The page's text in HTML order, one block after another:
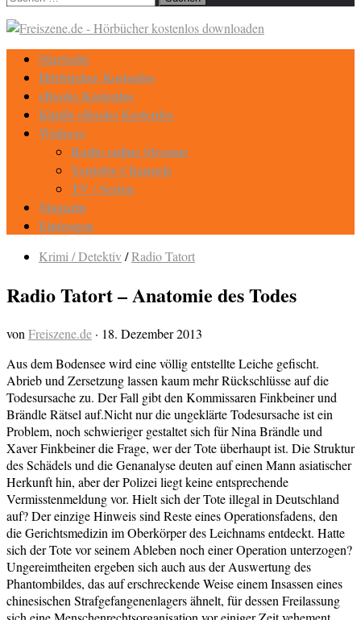
Startseite
Hörbücher Kostenlos
eBooks Kostenlos
Kindle eBooks Kostenlos
Weiteres
Radio online Streams
Youtube Channels
TV / Serien
Magazin
Eintragen
Krimi / Detektiv/Radio Tatort
Radio Tatort – Anatomie des Todes
von Freiszene.de · 18. Dezember 2013
Aus dem Bodensee wird eine völlig entstellte Leiche gefischt.
Abrieb und Zersetzung lassen kaum mehr Rückschlüsse auf die
Todesursache zu. Der Fall gibt den Kommissaren Finkbeiner und
Brändle Rätsel auf.Nicht nur die ungeklärte Todesursache ist ein
Problem, noch schwieriger gestaltet sich für Nina Brändle und
Xaver Finkbeiner die Frage, wer der Tote überhaupt ist. Die Struktur
des Schädels und die Genanalyse deuten auf einen Mann asiatischer
Herkunft hin, aber der Polizei liegt keine entsprechende
Vermisstenmeldung vor. Hielt sich der Tote illegal in Deutschland
auf? Der einzige Hinweis sind Reste eines Operationsfadens, den
die Gerichtsmedizin im Oberkörper des Leichnams entdeckt. Hatte
sich der Tote vor seinem Ableben noch einer Operation unterzogen?
Ungereimtheiten ergeben sich auch aus der Auswertung des
Phantombildes, das auf erschreckende Weise einem Insassen eines
chinesischen Strafgefangenenlagers ähnelt, für dessen Freilassung